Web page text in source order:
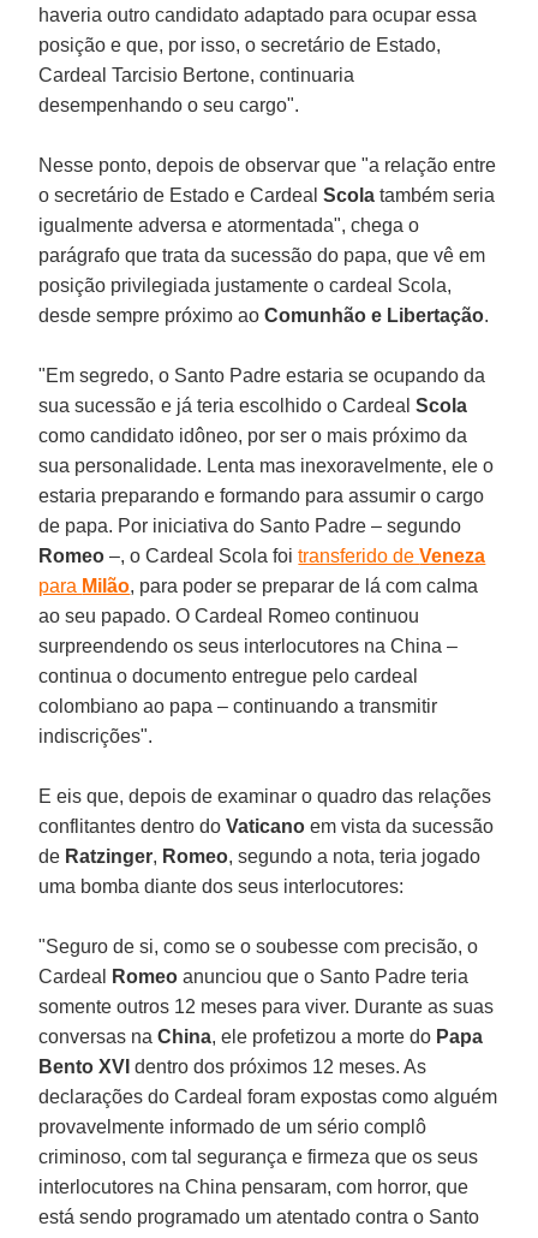
haveria outro candidato adaptado para ocupar essa
posição e que, por isso, o secretário de Estado,
Cardeal Tarcisio Bertone, continuaria
desempenhando o seu cargo".
Nesse ponto, depois de observar que "a relação entre
o secretário de Estado e CardealScolatambém seria
igualmente adversa e atormentada", chega o
parágrafo que trata da sucessão do papa, que vê em
posição privilegiada justamente o cardeal Scola,
desde sempre próximo aoComunhão e Libertação.
"Em segredo, o Santo Padre estaria se ocupando da
sua sucessão e já teria escolhido o CardealScola
como candidato idôneo, por ser o mais próximo da
sua personalidade. Lenta mas inexoravelmente, ele o
estaria preparando e formando para assumir o cargo
de papa. Por iniciativa do Santo Padre – segundo
Romeo–, o Cardeal Scola foitransferido deVeneza
para Milão, para poder se preparar de lá com calma
ao seu papado. O Cardeal Romeo continuou
surpreendendo os seus interlocutores na China –
continua o documento entregue pelo cardeal
colombiano ao papa – continuando a transmitir
indiscrições".
E eis que, depois de examinar o quadro das relações
conflitantes dentro doVaticanoem vista da sucessão
de Ratzinger, Romeo, segundo a nota, teria jogado
uma bomba diante dos seus interlocutores:
"Seguro de si, como se o soubesse com precisão, o
Cardeal
Romeoanunciou que o Santo Padre teria
somente outros 12 meses para viver. Durante as suas
conversas naChina, ele profetizou a morte do Papa
Bento XVIdentro dos próximos 12 meses. As
declarações do Cardeal foram expostas como alguém
provavelmente informado de um sério complô
criminoso, com tal segurança e firmeza que os seus
interlocutores na China pensaram, com horror, que
está sendo programado um atentado contra o Santo